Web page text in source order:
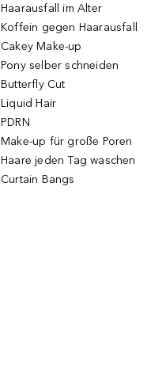
Haarausfall im Alter
Koffein gegen Haarausfall
Cakey Make-up
Pony selber schneiden
Butterfly Cut
Liquid Hair
PDRN
Make-up für große Poren
Haare jeden Tag waschen
Curtain Bangs